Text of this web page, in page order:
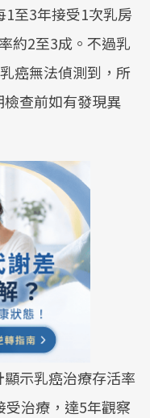
至3年接受1次乳房
約2至3成。不過乳
癌無法偵測到，所
查前如有發現異
示乳癌治療存活率
治療，達5年觀察